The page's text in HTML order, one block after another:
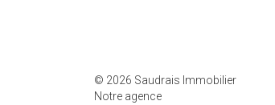
© 2026 Saudrais Immobilier
Notre agence